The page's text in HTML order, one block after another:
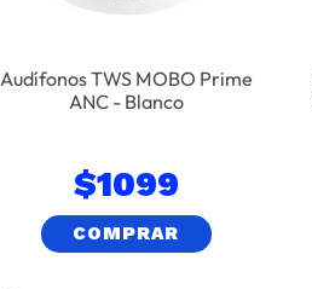
Audífonos TWS MOBO Prime
ANC - Blanco
$1099
COMPRAR